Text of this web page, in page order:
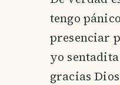
tengo
presenciar
yo
gracias